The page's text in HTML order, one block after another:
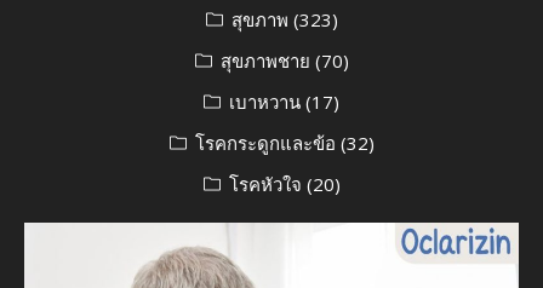
สุขภาพ (323)
สุขภาพชาย (70)
เบาหวาน (17)
โรคกระดูกและข้อ (32)
โรคหัวใจ (20)